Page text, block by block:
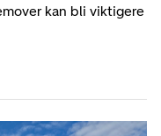
kan bli viktigere